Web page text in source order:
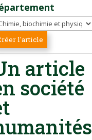
article
société